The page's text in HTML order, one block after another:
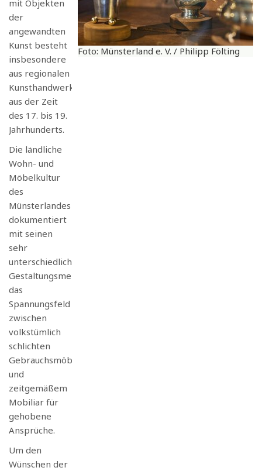
Foto: Münsterland e. V. / Philipp Fölting
mit Objekten
der
angewandten
Kunst besteht
insbesondere
aus regionalen
Kunsthandwerksprodukten
aus der Zeit
des 17. bis 19.
Jahrhunderts.
Die ländliche
Wohn- und
Möbelkultur
des
Münsterlandes
dokumentiert
mit seinen
sehr
unterschiedlichen
Gestaltungsmerkmalen
das
Spannungsfeld
zwischen
volkstümlich
schlichten
Gebrauchsmöbeln
und
zeitgemäßem
Mobiliar für
gehobene
Ansprüche.
Um den
Wünschen der